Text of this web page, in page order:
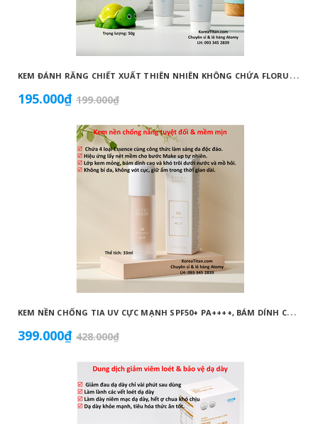
K
EM ĐÁNH RĂNG CHIẾT XUẤT THIÊN NHIÊN KHÔNG CHỨA FLORUA AN TOÀN DÀNH CHO TRẺ EM ( 50G) - ATOMY KID NATURAL TOOTHPASTE (NON FLUORIDE) - 애터미 키즈 내추럴 치약 - НАТУРАЛЬНАЯ ДЕТСКАЯ ЗУБНАЯ ПАСТА ATOMY
195.000₫ 199.000₫
K
EM NỀN CHỐNG TIA UV CỰC MẠNH SPF50+ PA++++, BÁM DÍNH CAO, KHÔNG VÓN CỤC, DƯỠNG ẨM VÀ DƯỠNG TRẮNG DA HOÀN HẢO NO.23 (MÀU BEIGE) - ATOMY BB ABSOLUTE 23 - 애터미 앱솔루트 BB - АТОМИ АБСОЛЮТ BB №23
399.000₫ 428.000₫